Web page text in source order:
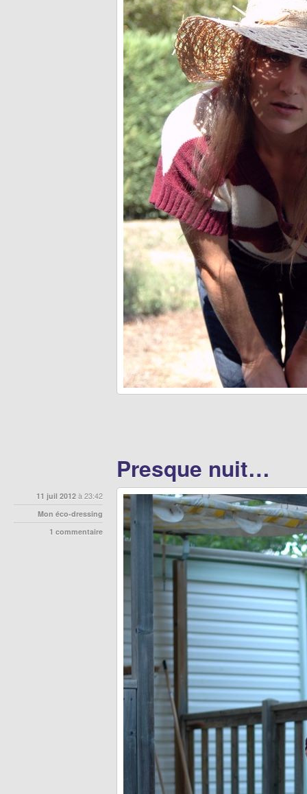
Presque nuit…
11 juil 2012 à 23:42
Mon éco-dressing
1 commentaire